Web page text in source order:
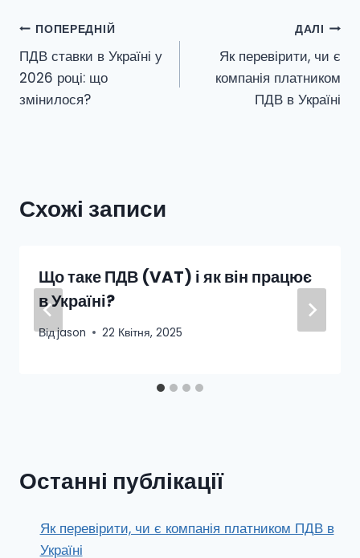
Навігація
записів
ПОПЕРЕДНІЙ
ПДВ ставки в Україні у
2026 році: що
змінилося?
ДАЛІ
Як перевірити, чи є
компанія платником
ПДВ в Україні
Схожі записи
Що таке ПДВ (VAT) і як він працює
в Україні?
Відjason 22 Квітня, 2025
Останні публікації
Як перевірити, чи є компанія платником ПДВ в
Україні